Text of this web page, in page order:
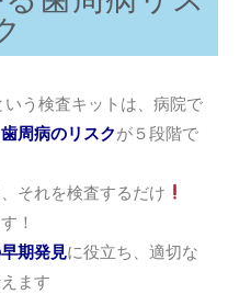
う検査キットは、病院で
歯周病のリスクが５段階で
それを検査するだけ
！
期発見に役立ち、適切な
ます